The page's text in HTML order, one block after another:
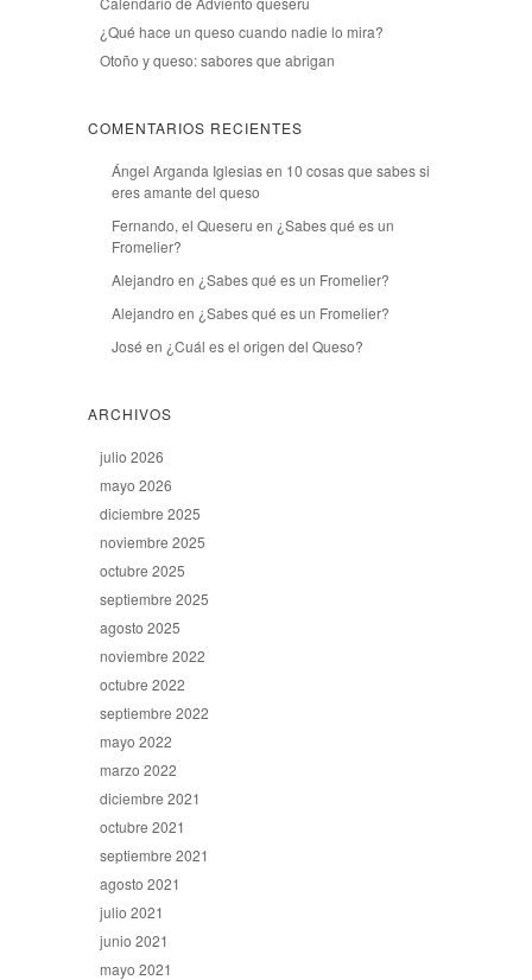
¿Qué hace un queso cuando nadie lo mira?
Otoño y queso: sabores que abrigan
COMENTARIOS RECIENTES
Ángel Arganda Iglesiasen 10 cosas que sabes si
eres amante del queso
Fernando, el Queseru en ¿Sabes qué es un
Fromelier?
Alejandro en ¿Sabes qué es un Fromelier?
Alejandro en ¿Sabes qué es un Fromelier?
José en ¿Cuál es el origen del Queso?
ARCHIVOS
julio 2026
mayo 2026
diciembre 2025
noviembre 2025
octubre 2025
septiembre 2025
agosto 2025
noviembre 2022
octubre 2022
septiembre 2022
mayo 2022
marzo 2022
diciembre 2021
octubre 2021
septiembre 2021
agosto 2021
julio 2021
junio 2021
mayo 2021